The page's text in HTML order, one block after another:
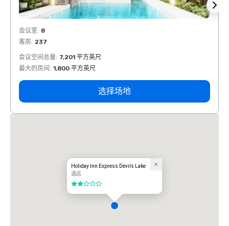
会议室: 8
客房: 237
会议空间总量: 7,201 平方英尺
最大的房间 : 1,800 平方英尺
选择场地
Holiday Inn Express Devils Lake
酒店
2/5